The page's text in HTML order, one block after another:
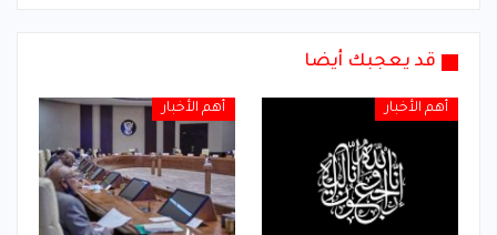
قد يعجبك أيضا
أهم الأخبار أهم الأخبار